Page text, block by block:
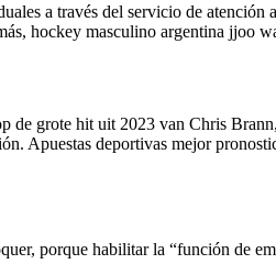
a través del servicio de
hockey masculino argentina
grote hit uit 2023 van Chris
Apuestas deportivas mejor
porque habilitar la “función de